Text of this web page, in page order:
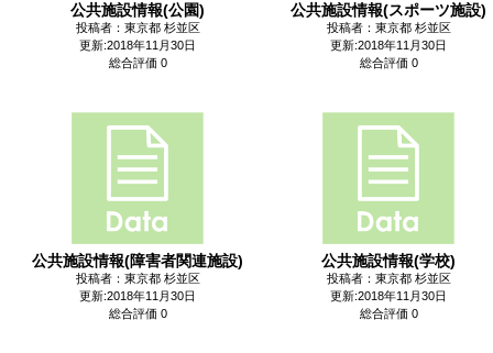
公共施設情報(公園)
投稿者：東京都 杉並区
更新:2018年11月30日
総合評価 0
公共施設情報(スポーツ施設)
投稿者：東京都 杉並区
更新:2018年11月30日
総合評価 0
公共施設情報(障害者関連施設)
投稿者：東京都 杉並区
更新:2018年11月30日
総合評価 0
公共施設情報(学校)
投稿者：東京都 杉並区
更新:2018年11月30日
総合評価 0